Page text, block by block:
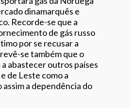
dinamarquês e
Recorde-se que a
de gás russo
por se recusar a
se também que o
a abastecer outros países
de Leste como a
a dependência do